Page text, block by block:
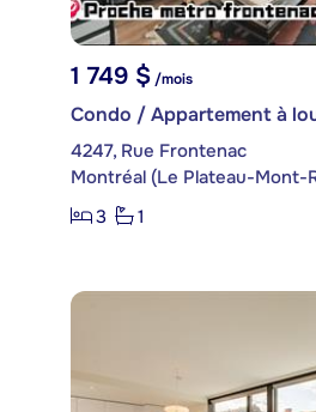
1 749 $/mois
Condo / Appartement à
4247, Rue Frontenac
Montréal (Le Plateau-Mont-
3
1